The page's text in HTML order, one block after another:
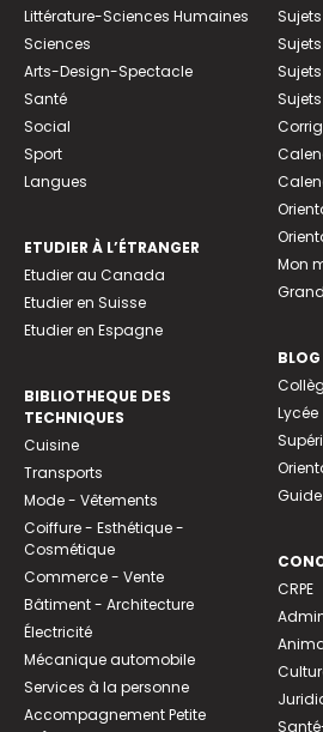
Littérature-Sciences Humaines
Sciences
Arts-Design-Spectacle
Santé
Social
Sport
Langues
ETUDIER À L’ÉTRANGER
Etudier au Canada
Etudier en Suisse
Etudier en Espagne
BIBLIOTHEQUE DES
TECHNIQUES
Cuisine
Transports
Mode - Vêtements
Coiffure - Esthétique -
Cosmétique
Commerce - Vente
Bâtiment - Architecture
Électricité
Mécanique automobile
Services à la personne
Accompagnement Petite
Mon
BLOG
Lycée
CRPE